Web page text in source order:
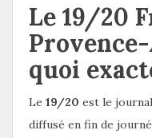
Le 19/20
Provence-
quoi
Le 19/20 est le
diffusé en fin de